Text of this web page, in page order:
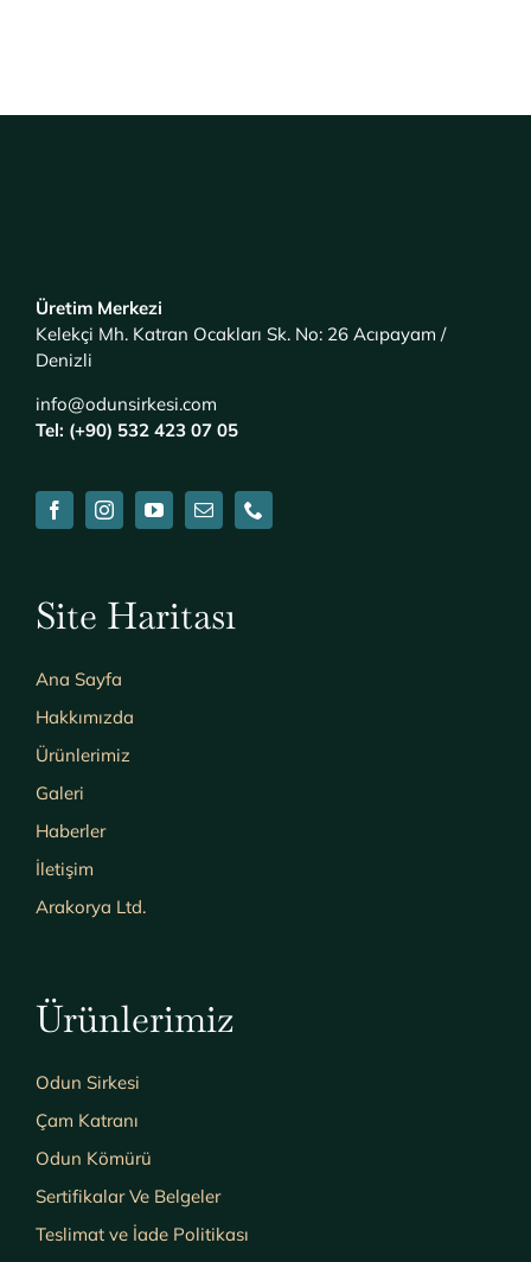
Üretim Merkezi
Kelekçi Mh. Katran Ocakları Sk. No: 26 Acıpayam /
Denizli
info@odunsirkesi.com
Tel: (+90) 532 423 07 05
Site Haritası
Ana Sayfa
Hakkımızda
Ürünlerimiz
Galeri
Haberler
İletişim
Arakorya Ltd.
Ürünlerimiz
Odun Sirkesi
Çam Katranı
Odun Kömürü
Sertifikalar Ve Belgeler
Teslimat ve İade Politikası